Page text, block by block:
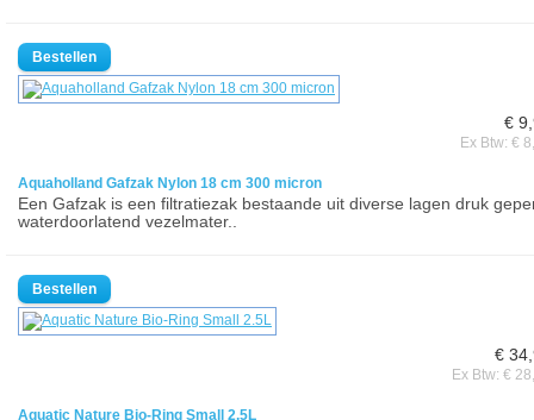
€
Ex Btw: €
Aquaholland Gafzak Nylon 18 cm 300 micron
Een Gafzak is een filtratiezak bestaande uit diverse lagen druk
waterdoorlatend vezelmater..
€
Ex Btw: €
Aquatic Nature Bio-Ring Small 2.5L